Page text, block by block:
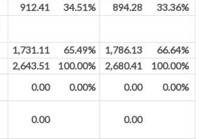
912.41 34.51% 894.28
33.36%
1,731.11 65.49% 1,786.13
66.64%
2,643.51 100.00% 2,680.41
100.00%
0.00 0.00% 0.00
0.00%
0.00 0.00